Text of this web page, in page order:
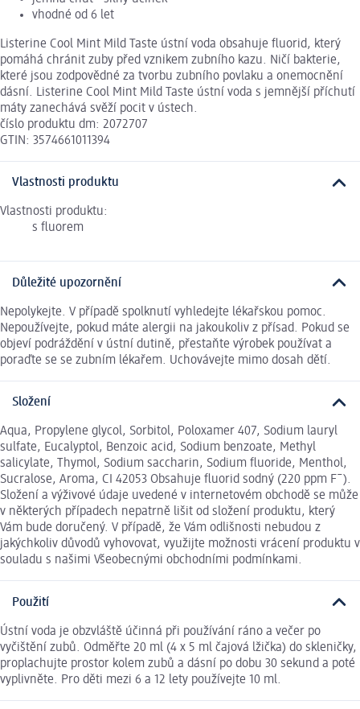
vhodné od 6 let
Listerine Cool Mint Mild Taste ústní voda obsahuje fluorid, který
pomáhá chránit zuby před vznikem zubního kazu. Ničí bakterie,
které jsou zodpovědné za tvorbu zubního povlaku a onemocnění
dásní. Listerine Cool Mint Mild Taste ústní voda s jemnější příchutí
máty zanechává svěží pocit v ústech.
číslo produktu dm: 2072707
GTIN: 3574661011394
Vlastnosti produktu
Vlastnosti produktu:
s fluorem
Důležité upozornění
Nepolykejte. V případě spolknutí vyhledejte lékařskou pomoc.
Nepoužívejte, pokud máte alergii na jakoukoliv z přísad. Pokud se
objeví podráždění v ústní dutině, přestaňte výrobek používat a
poraďte se se zubním lékařem. Uchovávejte mimo dosah dětí.
Složení
Aqua, Propylene glycol, Sorbitol, Poloxamer 407, Sodium lauryl
sulfate, Eucalyptol, Benzoic acid, Sodium benzoate, Methyl
salicylate, Thymol, Sodium saccharin, Sodium fluoride, Menthol,
Sucralose, Aroma, CI 42053 Obsahuje fluorid sodný (220 ppm F¯).
Složení a výživové údaje uvedené v internetovém obchodě se může
v některých případech nepatrně lišit od složení produktu, který
Vám bude doručený. V případě, že Vám odlišnosti nebudou z
jakýchkoliv důvodů vyhovovat, využijte možnosti vrácení produktu v
souladu s našimi Všeobecnými obchodními podmínkami.
Použití
Ústní voda je obzvláště účinná při používání ráno a večer po
vyčištění zubů. Odměřte 20 ml (4 x 5 ml čajová lžička) do skleničky,
proplachujte prostor kolem zubů a dásní po dobu 30 sekund a poté
vyplivněte. Pro děti mezi 6 a 12 lety používejte 10 ml.